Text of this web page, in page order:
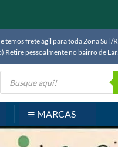
temos frete ágil para toda Zona
Retire pessoalmente no bairro de
Pesquisar
produtos
MARCAS